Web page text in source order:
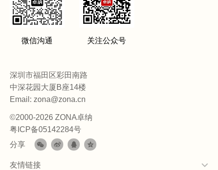
微信沟通 关注公众号
深圳市福田区彩田南路
中深花园大厦B座14楼
Email: zona@zona.cn
©2000-2026 ZONA卓纳
粤ICP备05142284号
分享
友情链接